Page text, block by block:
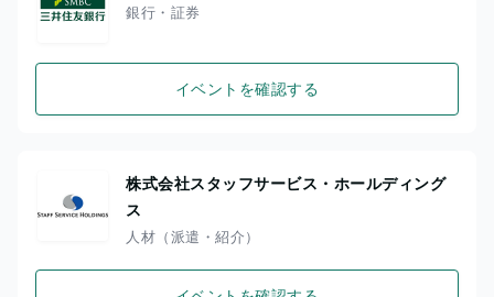
銀行・証券
イベントを確認する
株式会社スタッフサービス・ホールディング
ス
人材（派遣・紹介）